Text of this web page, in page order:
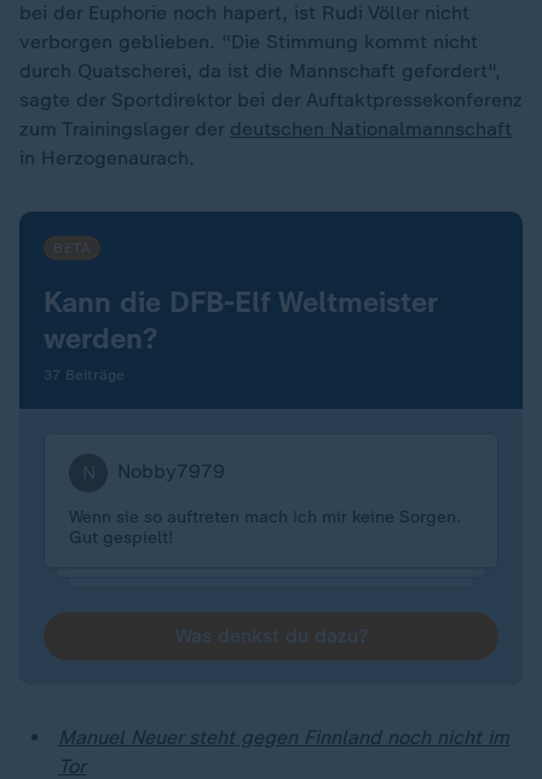
bei der Euphorie noch hapert, ist Rudi Völler nicht
verborgen geblieben. "Die Stimmung kommt nicht
durch Quatscherei, da ist die Mannschaft gefordert",
sagte der Sportdirektor bei der Auftaktpressekonferenz
zum Trainingslager der deutschen Nationalmannschaft
in Herzogenaurach.
BETA
Kann die DFB-Elf Weltmeister
werden?
37 Beiträge
N Nobby7979
Wenn sie so auftreten mach ich mir keine Sorgen.
Gut gespielt!
Was denkst du dazu?
Manuel Neuer steht gegen Finnland noch nicht im
Tor